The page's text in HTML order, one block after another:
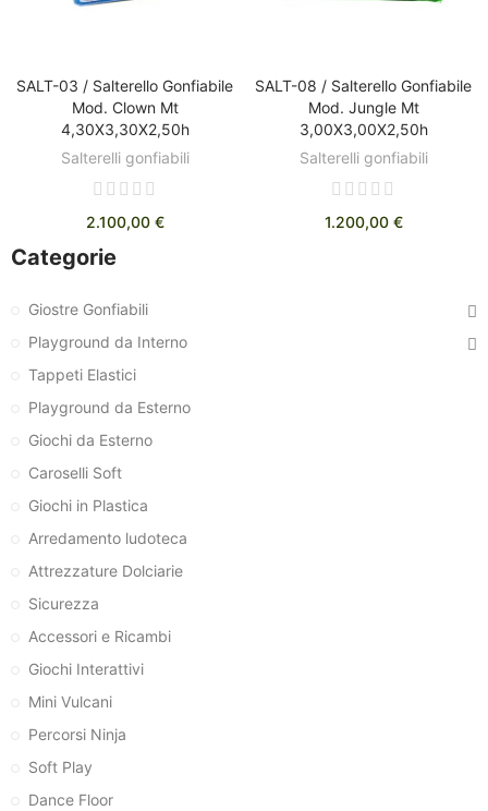
AGGIUNGI AL CARRELLO
SALT-03 / Salterello Gonfiabile
Mod. Clown Mt
4,30X3,30X2,50h
Salterelli gonfiabili
2.100,00 €
AGGIUNGI AL CARRELLO
SALT-08 / Salterello Gonfiabile
Mod. Jungle Mt
3,00X3,00X2,50h
Salterelli gonfiabili
1.200,00 €
Categorie
Giostre Gonfiabili
Playground da Interno
Tappeti Elastici
Playground da Esterno
Giochi da Esterno
Caroselli Soft
Giochi in Plastica
Arredamento ludoteca
Attrezzature Dolciarie
Sicurezza
Accessori e Ricambi
Giochi Interattivi
Mini Vulcani
Percorsi Ninja
Soft Play
Dance Floor